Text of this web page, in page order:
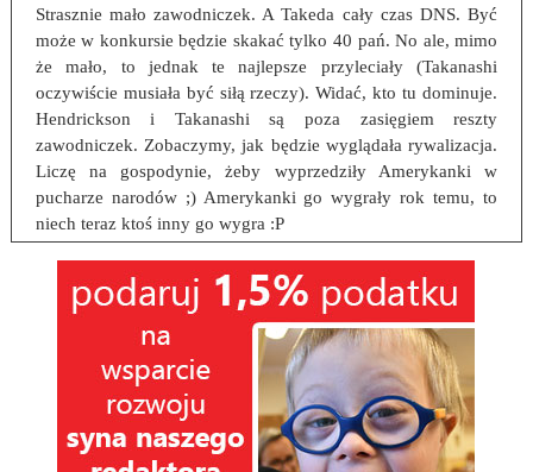
Strasznie mało zawodniczek. A Takeda cały czas DNS. Być
może w konkursie będzie skakać tylko 40 pań. No ale, mimo
że mało, to jednak te najlepsze przyleciały (Takanashi
oczywiście musiała być siłą rzeczy). Widać, kto tu dominuje.
Hendrickson i Takanashi są poza zasięgiem reszty
zawodniczek. Zobaczymy, jak będzie wyglądała rywalizacja.
Liczę na gospodynie, żeby wyprzedziły Amerykanki w
pucharze narodów ;) Amerykanki go wygrały rok temu, to
niech teraz ktoś inny go wygra :P